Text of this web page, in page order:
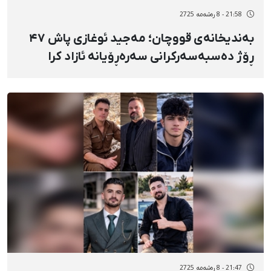
21:58 - 8 رەشەمه 2725
بەندیخانەی قووچان؛ مەجید ئوغازی پاش ۴۷
ڕۆژ دەسبەسەرکرانی سەرەڕۆیانە ئازاد کرا
21:47 - 8 رەشەمه 2725